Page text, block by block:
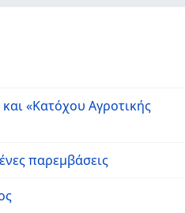
«Κατόχου Αγροτικής
παρεμβάσεις